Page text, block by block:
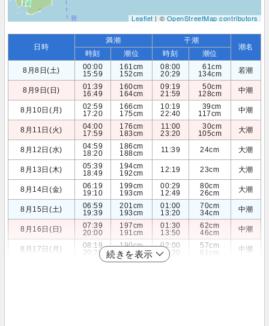
Leaflet| ©OpenStreetMap contributors
日時
満潮 干潮
潮名
時刻 潮位 時刻
潮位
8月8日(土)
00:00
15:59
161cm
152cm
08:00
20:29
61cm
134cm
若潮
8月9日(日)
01:39
16:49
160cm
164cm
09:19
21:59
50cm
128cm
中潮
8月10日(月)
02:59
17:20
166cm
175cm
10:19
22:40
39cm
117cm
中潮
8月11日(火)
04:00
17:59
176cm
183cm
11:00
23:20
30cm
105cm
大潮
8月12日(水)
04:59
18:20
186cm
188cm
11:39 24cm 大潮
8月13日(木)
05:39
18:49
194cm
192cm
12:19 23cm 大潮
8月14日(金)
06:19
19:10
199cm
193cm
00:29
12:49
80cm
26cm
大潮
8月15日(土)
06:59
19:39
201cm
193cm
01:00
13:20
70cm
34cm
中潮
8月16日(日)
07:39
20:00
197cm
191cm
01:30
13:50
62cm
46cm
中潮
8月17日(月)
08:19
20:29
190cm
188cm
02:00
14:20
57cm
61cm
中潮
続きを表示